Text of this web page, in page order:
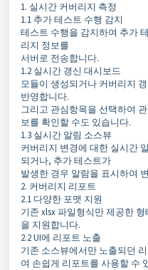
1. 실시간 커버리지 측정
1.1 추가 테스트 수행 감지
테스트 수행을 감지하여 추가
리지 정보를
서버로 전송합니다.
1.2 실시간 갱신 대시보드
모듈이 생성되거나 커버리지
반영합니다.
그리고 관심항목을 선택하여
보를 확인할 수도 있습니다.
1.3 실시간 알림 소스뷰
커버리지 변경에 대한 실시간
되거나, 추가 테스트가
발생한 경우 알람을 표시하여
2. 커버리지 리포트
2.1 다양한 포맷 지원
기존 xlsx 파일형식만 제공한 형
을 지원합니다.
2.2 UI에 리포트 노출
기존 소스뷰에서만 노출되던
여 손쉽게 리포트를 사용할 수